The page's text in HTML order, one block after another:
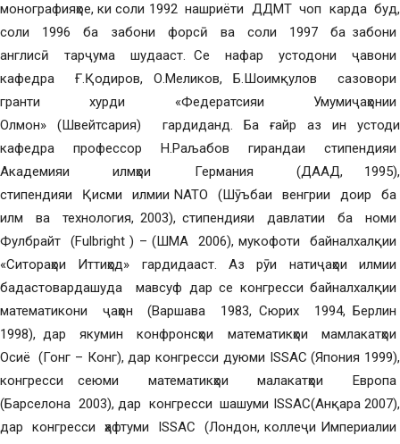
монографияҳое, ки соли 1992 нашриёти ДДМТ чоп карда буд,
соли 1996 ба забони форсӣ ва соли 1997 ба забони
англисӣ тарҷума шудааст. Се нафар устодони ҷавони
кафедра Ғ.Қодиров, О.Меликов, Б.Шоимқулов сазовори
гранти хурди «Федератсияи Умумиҷаҳонии
Олмон» (Швейтсария) гардиданд. Ба ғайр аз ин устоди
кафедра профессор Н.Раљабов гирандаи стипендияи
Академияи илмҳои Германия (ДААД, 1995),
стипендияи Қисми илмии NATO (Шӯъбаи венгрии доир ба
илм ва технология, 2003), стипендияи давлатии ба номи
Фулбрайт (Fulbright ) – (ШМА 2006), мукофоти байналхалқии
«Ситораҳои Иттиҳод» гардидааст. Аз рӯи натиҷаҳои илмии
бадастовардашуда мавсуф дар се конгресси байналхалқии
математикони ҷаҳон (Варшава 1983, Сюрих 1994, Берлин
1998), дар якумин конфронсҳои математикҳои мамлакатҳои
Осиё (Гонг – Конг), дар конгресси дуюми ISSAC (Япония 1999),
конгресси сеюми математикҳои малакатҳои Европа
(Барселона 2003), дар конгресси шашуми ISSAC(Анқара 2007),
дар конгресси ҳафтуми ISSAC (Лондон, коллеҷи Империалии